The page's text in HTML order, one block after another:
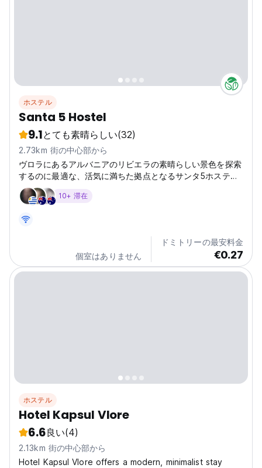
ホステル
Santa 5 Hostel
9.1とても素晴らしい(32)
2.73km 街の中心部から
ヴロラにあるアルバニアのリビエラの素晴らしい景色を探索
するのに最適な、活気に満ちた拠点となるサンタ5ホステル
へぜひお越しください！Rruga Leka Gjiknuriに位置する当
ホステルは、居心地が良く社交的な雰囲気で、忘れられない
た、スタイリッシュでシンプルなホステルです。 設備はシ
ンプルにしていますが、本当の宝はその体験にあります。外
に出て、ヴロラの魅力を発見してください。美しいビーチか
らおいしい地元の料理まで、街の隠れた魅力を探検し、アル
バニアの太陽を浴びるのに最適な場所にあります。...
10+ 滞在
個室はありません
ドミトリーの最安料金
€0.27
ホステル
Hotel Kapsul Vlore
6.6良い(4)
2.13km 街の中心部から
Hotel Kapsul Vlore offers a modern, minimalist stay